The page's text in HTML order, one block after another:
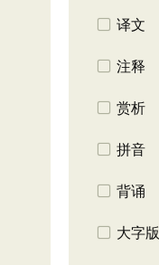
译文
注释
赏析
拼音
背诵
大字版